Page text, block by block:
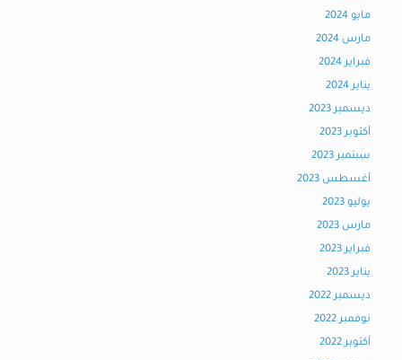
مايو 2024
مارس 2024
فبراير 2024
يناير 2024
ديسمبر 2023
أكتوبر 2023
سبتمبر 2023
أغسطس 2023
يوليو 2023
مارس 2023
فبراير 2023
يناير 2023
ديسمبر 2022
نوفمبر 2022
أكتوبر 2022